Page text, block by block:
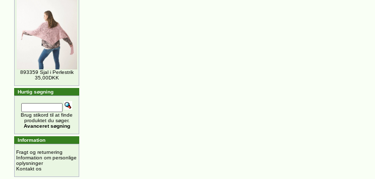
893359 Sjal i Perlestrik
35,00DKK
Hurtig søgning
Brug stikord til at finde
produktet du søger.
Avanceret søgning
Information
Fragt og returnering
Information om personlige
oplysninger
Kontakt os